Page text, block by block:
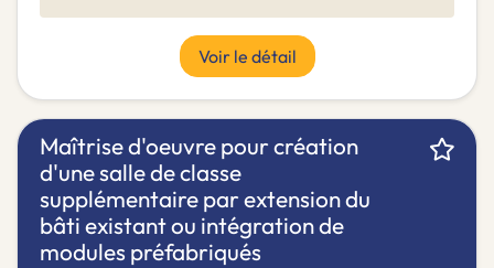
Voir le détail
Maîtrise d'oeuvre pour création
d'une salle de classe
supplémentaire par extension du
bâti existant ou intégration de
modules préfabriqués